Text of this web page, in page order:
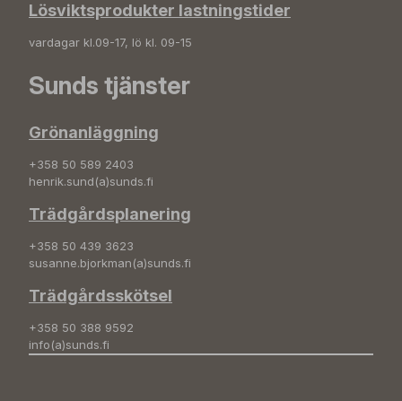
Lösviktsprodukter lastningstider
vardagar kl.09-17, lö kl. 09-15
Sunds tjänster
Grönanläggning
+358 50 589 2403
henrik.sund(a)sunds.fi
Trädgårdsplanering
+358 50 439 3623
susanne.bjorkman(a)sunds.fi
Trädgårdsskötsel
+358 50 388 9592
info(a)sunds.fi